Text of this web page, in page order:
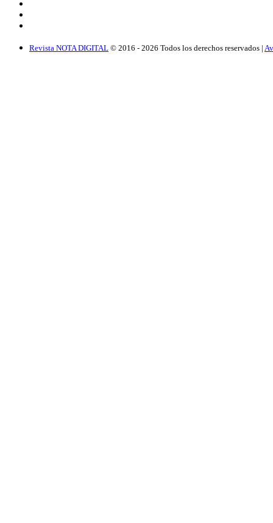
Revista NOTA DIGITAL © 2016 - 2026 Todos los derechos reservados |